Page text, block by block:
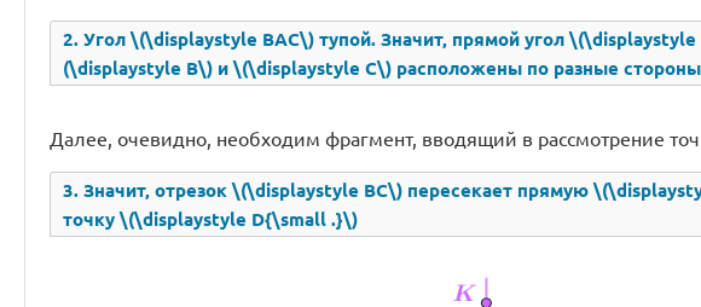
2. Угол \(\displaystyle BAC\) тупой. Значит, прямой угол
(\displaystyle B\) и \(\displaystyle C\) расположены по разные
Далее, очевидно, необходим фрагмент, вводящий в рассмотрение
3. Значит, отрезок \(\displaystyle BC\) пересекает прямую
точку \(\displaystyle D{\small .}\)